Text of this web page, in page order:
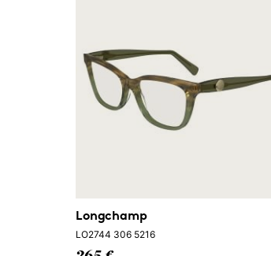
Longchamp
LO2744 306 5216